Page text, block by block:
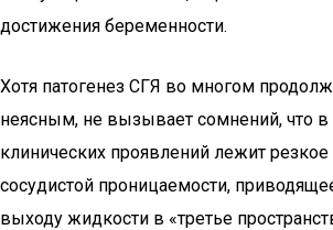
достижения беременности.
Хотя патогенез СГЯ во многом
неясным, не вызывает сомнений, что в
клинических проявлений лежит
сосудистой проницаемости,
выходу жидкости в «третье